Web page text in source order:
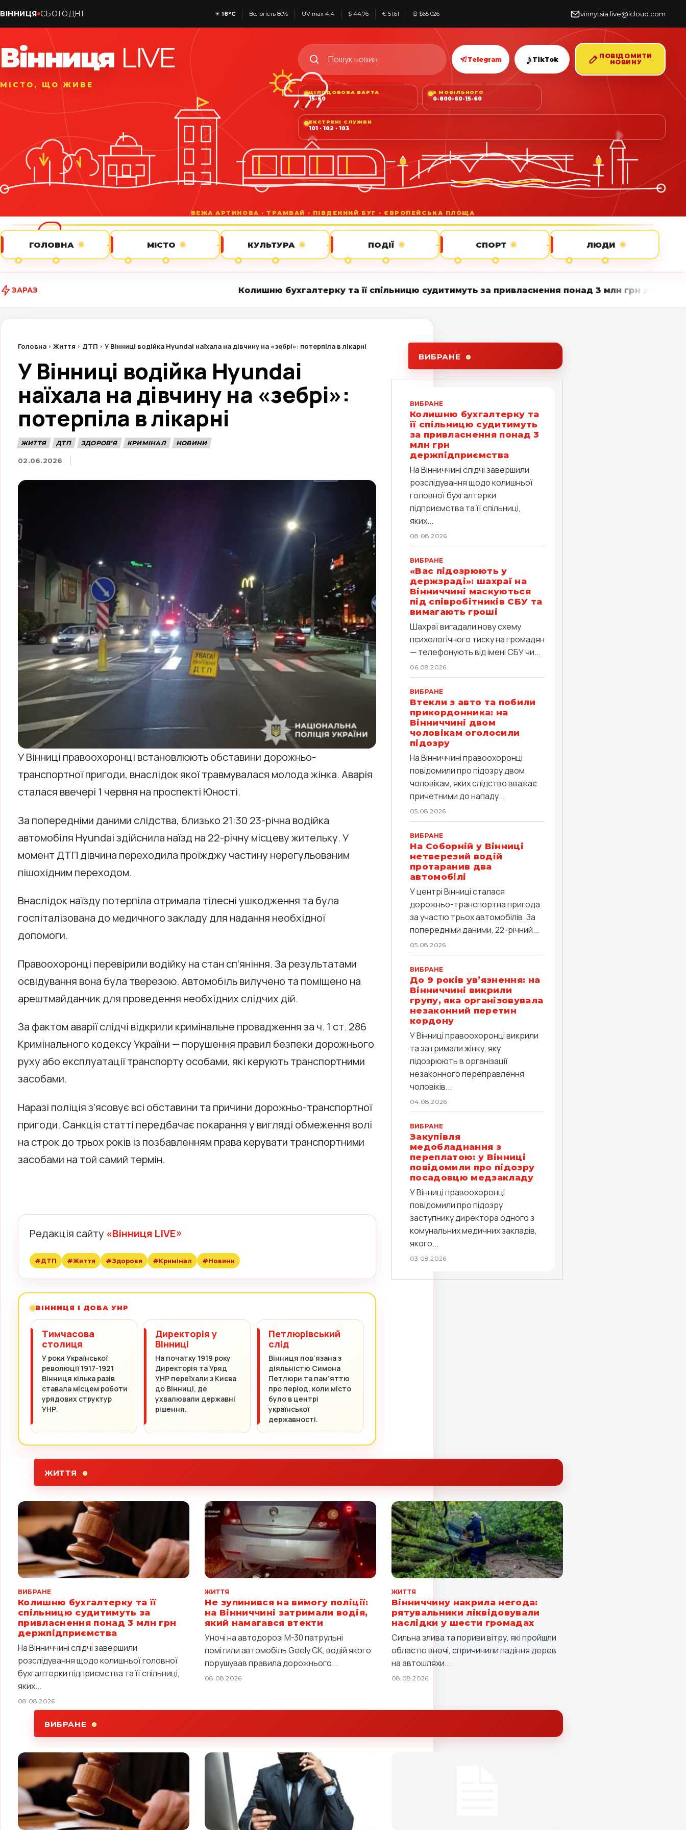
ВІННИЦЯ СЬОГОДНІ ☀ 18°C Вологість 80% UV max 4,4 $ 44,76 € 51,61 ₿ $65 026 vinnytsia.live@icloud.com
Вінниця LIVE
МІСТО, ЩО ЖИВЕ
Telegram ♪ TikTok
ПОВІДОМИТИ
НОВИНУ
ЦІЛОДОБОВА ВАРТА
15-60
З МОБІЛЬНОГО
0-800-60-15-60
ЕКСТРЕНІ СЛУЖБИ
101 · 102 · 103
ГОЛОВНА МІСТО КУЛЬТУРА ПОДІЇ СПОРТ ЛЮДИ
ЗАРАЗ Колишню бухгалтерку та її спільницю судитимуть за привласнення понад 3 млн грн
Головна Життя ДТП У Вінниці водійка Hyundai наїхала на дівчину на «зебрі»: потерпіла в лікарні
У Вінниці водійка Hyundai
наїхала на дівчину на «зебрі»:
потерпіла в лікарні
ЖИТТЯ ДТП ЗДОРОВ’Я КРИМІНАЛ НОВИНИ
02.06.2026
У Вінниці правоохоронці встановлюють обставини дорожньо-
транспортної пригоди, внаслідок якої травмувалася молода жінка. Аварія
сталася ввечері 1 червня на проспекті Юності.
За попередніми даними слідства, близько 21:30 23-річна водійка
автомобіля Hyundai здійснила наїзд на 22-річну місцеву жительку. У
момент ДТП дівчина переходила проїжджу частину нерегульованим
пішохідним переходом.
Внаслідок наїзду потерпіла отримала тілесні ушкодження та була
госпіталізована до медичного закладу для надання необхідної
допомоги.
Правоохоронці перевірили водійку на стан сп’яніння. За результатами
освідування вона була тверезою. Автомобіль вилучено та поміщено на
арештмайданчик для проведення необхідних слідчих дій.
За фактом аварії слідчі відкрили кримінальне провадження за ч. 1 ст. 286
Кримінального кодексу України — порушення правил безпеки дорожнього
руху або експлуатації транспорту особами, які керують транспортними
засобами.
Наразі поліція з’ясовує всі обставини та причини дорожньо-транспортної
пригоди. Санкція статті передбачає покарання у вигляді обмеження волі
на строк до трьох років із позбавленням права керувати транспортними
засобами на той самий термін.
Редакція сайту «Вінниця LIVE»
#ДТП #Життя #Здоровя #Кримінал #Новини
ВІННИЦЯ І ДОБА УНР
Тимчасова
столиця
У роки Української
революції 1917-1921
Вінниця кілька разів
ставала місцем роботи
урядових структур
УНР.
Директорія у
Вінниці
На початку 1919 року
Директорія та Уряд
УНР переїхали з Києва
до Вінниці, де
ухвалювали державні
рішення.
Петлюрівський
слід
Вінниця пов’язана з
діяльністю Симона
Петлюри та пам’яттю
про період, коли місто
було в центрі
української
державності.
ВИБРАНЕ
ВИБРАНЕ
Колишню бухгалтерку та
її спільницю судитимуть
за привласнення понад 3
млн грн
держпідприємства
На Вінниччині слідчі завершили
розслідування щодо колишньої
головної бухгалтерки
підприємства та її спільниці,
яких...
08.08.2026
ВИБРАНЕ
«Вас підозрюють у
держзраді»: шахраї на
Вінниччині маскуються
під співробітників СБУ та
вимагають гроші
Шахраї вигадали нову схему
психологічного тиску на громадян
— телефонують від імені СБУ чи...
06.08.2026
ВИБРАНЕ
Втекли з авто та побили
прикордонника: на
Вінниччині двом
чоловікам оголосили
підозру
На Вінниччині правоохоронці
повідомили про підозру двом
чоловікам, яких слідство вважає
причетними до нападу...
05.08.2026
ВИБРАНЕ
На Соборній у Вінниці
нетверезий водій
протаранив два
автомобілі
У центрі Вінниці сталася
дорожньо-транспортна пригода
за участю трьох автомобілів. За
попередніми даними, 22-річний...
05.08.2026
ВИБРАНЕ
До 9 років ув’язнення: на
Вінниччині викрили
групу, яка організовувала
незаконний перетин
кордону
У Вінниці правоохоронці викрили
та затримали жінку, яку
підозрюють в організації
незаконного переправлення
чоловіків...
04.08.2026
ВИБРАНЕ
Закупівля
медобладнання з
переплатою: у Вінниці
повідомили про підозру
посадовцю медзакладу
У Вінниці правоохоронці
повідомили про підозру
заступнику директора одного з
комунальних медичних закладів,
якого...
03.08.2026
ЖИТТЯ
ВИБРАНЕ
Колишню бухгалтерку та її
спільницю судитимуть за
привласнення понад 3 млн грн
держпідприємства
На Вінниччині слідчі завершили
розслідування щодо колишньої головної
бухгалтерки підприємства та її спільниці,
яких...
08.08.2026
ЖИТТЯ
Не зупинився на вимогу поліції:
на Вінниччині затримали водія,
який намагався втекти
Уночі на автодорозі М-30 патрульні
помітили автомобіль Geely CK, водій якого
порушував правила дорожнього...
08.08.2026
ЖИТТЯ
Вінниччину накрила негода:
рятувальники ліквідовували
наслідки у шести громадах
Сильна злива та пориви вітру, які пройшли
областю вночі, спричинили падіння дерев
на автошляхи....
08.08.2026
ВИБРАНЕ